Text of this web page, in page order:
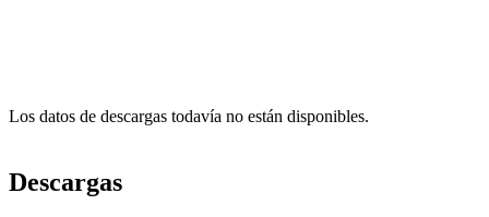
Los datos de descargas todavía no están disponibles.
Descargas